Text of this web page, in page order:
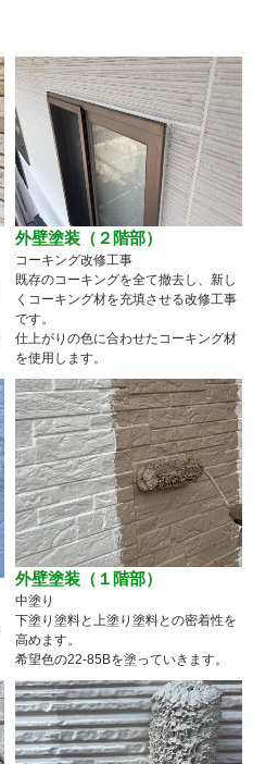
外壁塗装（２階部）
コーキング改修工事
既存のコーキングを全て撤去し、新し
くコーキング材を充填させる改修工事
です。
仕上がりの色に合わせたコーキング材
を使用します。
外壁塗装（１階部）
中塗り
下塗り塗料と上塗り塗料との密着性を
高めます。
希望色の22-85Bを塗っていきます。